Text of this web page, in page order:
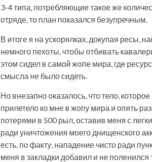
3-4 типа, потребляющие такое же
отряде, то план показался безупречным.
В итоге я на ускорялках, докупая ресы,
немного пехоты, чтобы отбивать
этом сидел в самой жопе мира, где
смысла не было сидеть.
Но внезапно оказалось, что тело,
прилетело ко мне в жопу мира и опять
потерями в 500 рыл, оставив меня с
ради уничтожения моего днищенского
есть, по факту, нападение чисто ради
меня в закладки добавил и не поленился